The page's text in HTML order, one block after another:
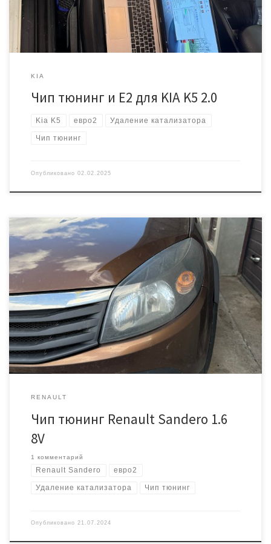
захотел рисковать и мы сделали бекап блока, […]
KIA
Чип тюнинг и E2 для KIA K5 2.0
Kia K5 евро2 Удаление катализатора
Чип тюнинг
Опубликовано 02.02.2025
Автомобиль Рено Сандеро с мотором 1.6, на механике. Был
удален катализатор и присутствовали ошибки по второму
кислородному датчику. ЭБУ Siemens EMS 3132,
HW8200598393_8200856659_SW8201441183_10168066AA Улучшили
динамику и отклик на педаль газа. Сделали полноценный ЕВРО2
RENAULT
Чип тюнинг Renault Sandero 1.6
8V
1 комментарий
Renault Sandero евро2
Удаление катализатора Чип тюнинг
Опубликовано 21.07.2024